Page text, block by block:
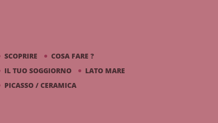
SCOPRIRE
COSA FARE ?
IL TUO SOGGIORNO
LATO MARE
PICASSO / CERAMICA